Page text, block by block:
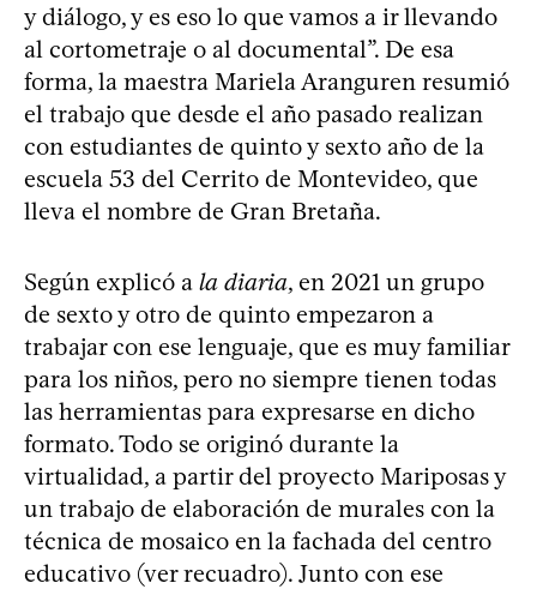
y diálogo, y es eso lo que vamos a ir llevando
al cortometraje o al documental”. De esa
forma, la maestra Mariela Aranguren resumió
el trabajo que desde el año pasado realizan
con estudiantes de quinto y sexto año de la
escuela 53 del Cerrito de Montevideo, que
lleva el nombre de Gran Bretaña.
Según explicó a la diaria, en 2021 un grupo
de sexto y otro de quinto empezaron a
trabajar con ese lenguaje, que es muy familiar
para los niños, pero no siempre tienen todas
las herramientas para expresarse en dicho
formato. Todo se originó durante la
virtualidad, a partir del proyecto Mariposas y
un trabajo de elaboración de murales con la
técnica de mosaico en la fachada del centro
educativo (ver recuadro). Junto con ese